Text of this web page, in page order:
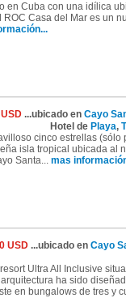
en Cuba con una idílica
Casa del Mar es un
...ubicado en Cayo
Hotel de Playa,
cinco estrellas
isla tropical ubicada al
Santa... mas
USD...ubicado en Cayo
Ultra All Inclusive
ha sido
en bungalows de tres y